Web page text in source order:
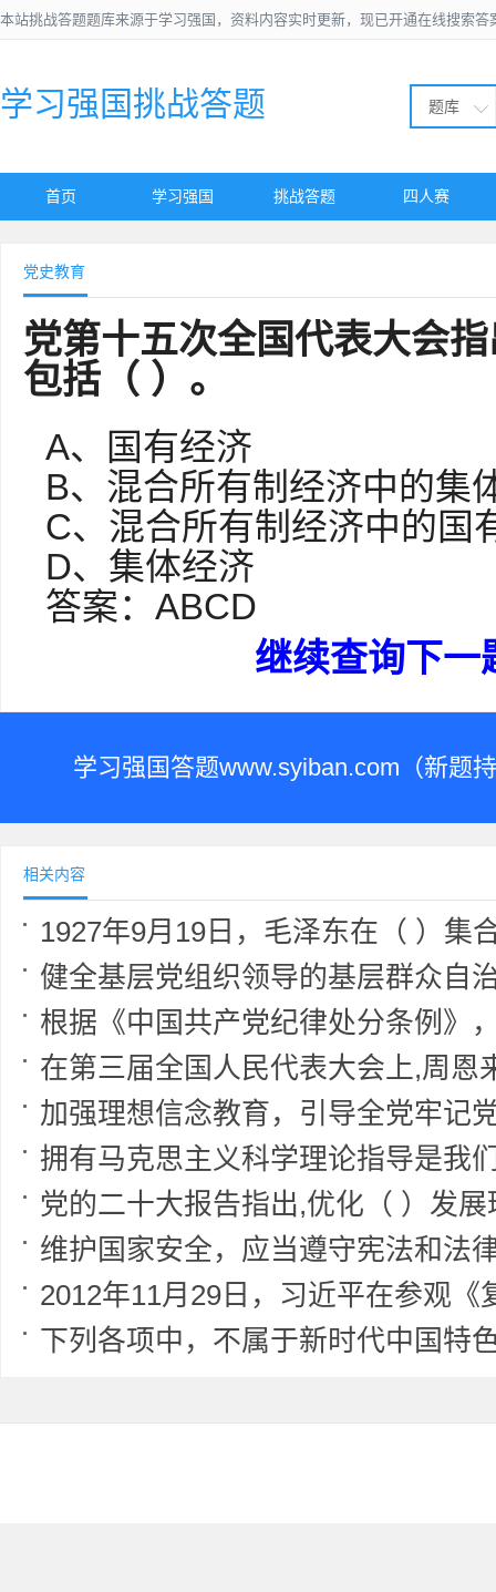
本站挑战答题题库来源于学习强国，资料内容实时更新，现已开通在线搜索
学习强国挑战答题 题库
首页 学习强国 挑战答题 四人赛
党史教育
党第十五次全国代表大会
包括（ ）。
A、国有经济
B、混合所有制经济中的集
C、混合所有制经济中的国
D、集体经济
答案：ABCD
继续查询下一
学习强国答题www.syiban.com（新题
相关内容
1927年9月19日，毛泽东在（ ）集合了受挫的秋收起义部队，召开前委会议。会议经过激烈
健全基层党组织领导的基层群众自治机制，加强基层组织建设，完善基层直接
根据《中国共产党纪律处分条例》，党员有下列情形之一的，应当从重或者加重处分:（ ）他人违纪;（ ）违纪所得;违纪受处分后又因（ ）应当受到党纪处分;
在第三届全国人民代表大会上,周恩来正式提出,要把我
加强理想信念教育，引导全党牢记党的宗旨，解决好正确政绩观这个总开关问题，自觉做共产主
拥有马克思主义科学理论指导是我们党鲜
党的二十大报告指出,优化（ ）发展环境,依法保护民营企
维护国家安全，应当遵守宪法和法律，坚持（ ）原则，遵
2012年11月29日，习近平在参观《复兴之路》展览时指出，（ ）就是中华民族近代以来最伟大的梦想。这个梦想，凝
下列各项中，不属于新时代中国特色社